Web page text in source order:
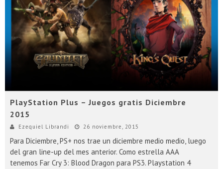
PlayStation Plus – Juegos gratis Diciembre
2015
Ezequiel Librandi 26 noviembre, 2015
Para Diciembre, PS+ nos trae un diciembre medio medio, luego
del gran line-up del mes anterior. Como estrella AAA
tenemos Far Cry 3: Blood Dragon para PS3. Playstation 4